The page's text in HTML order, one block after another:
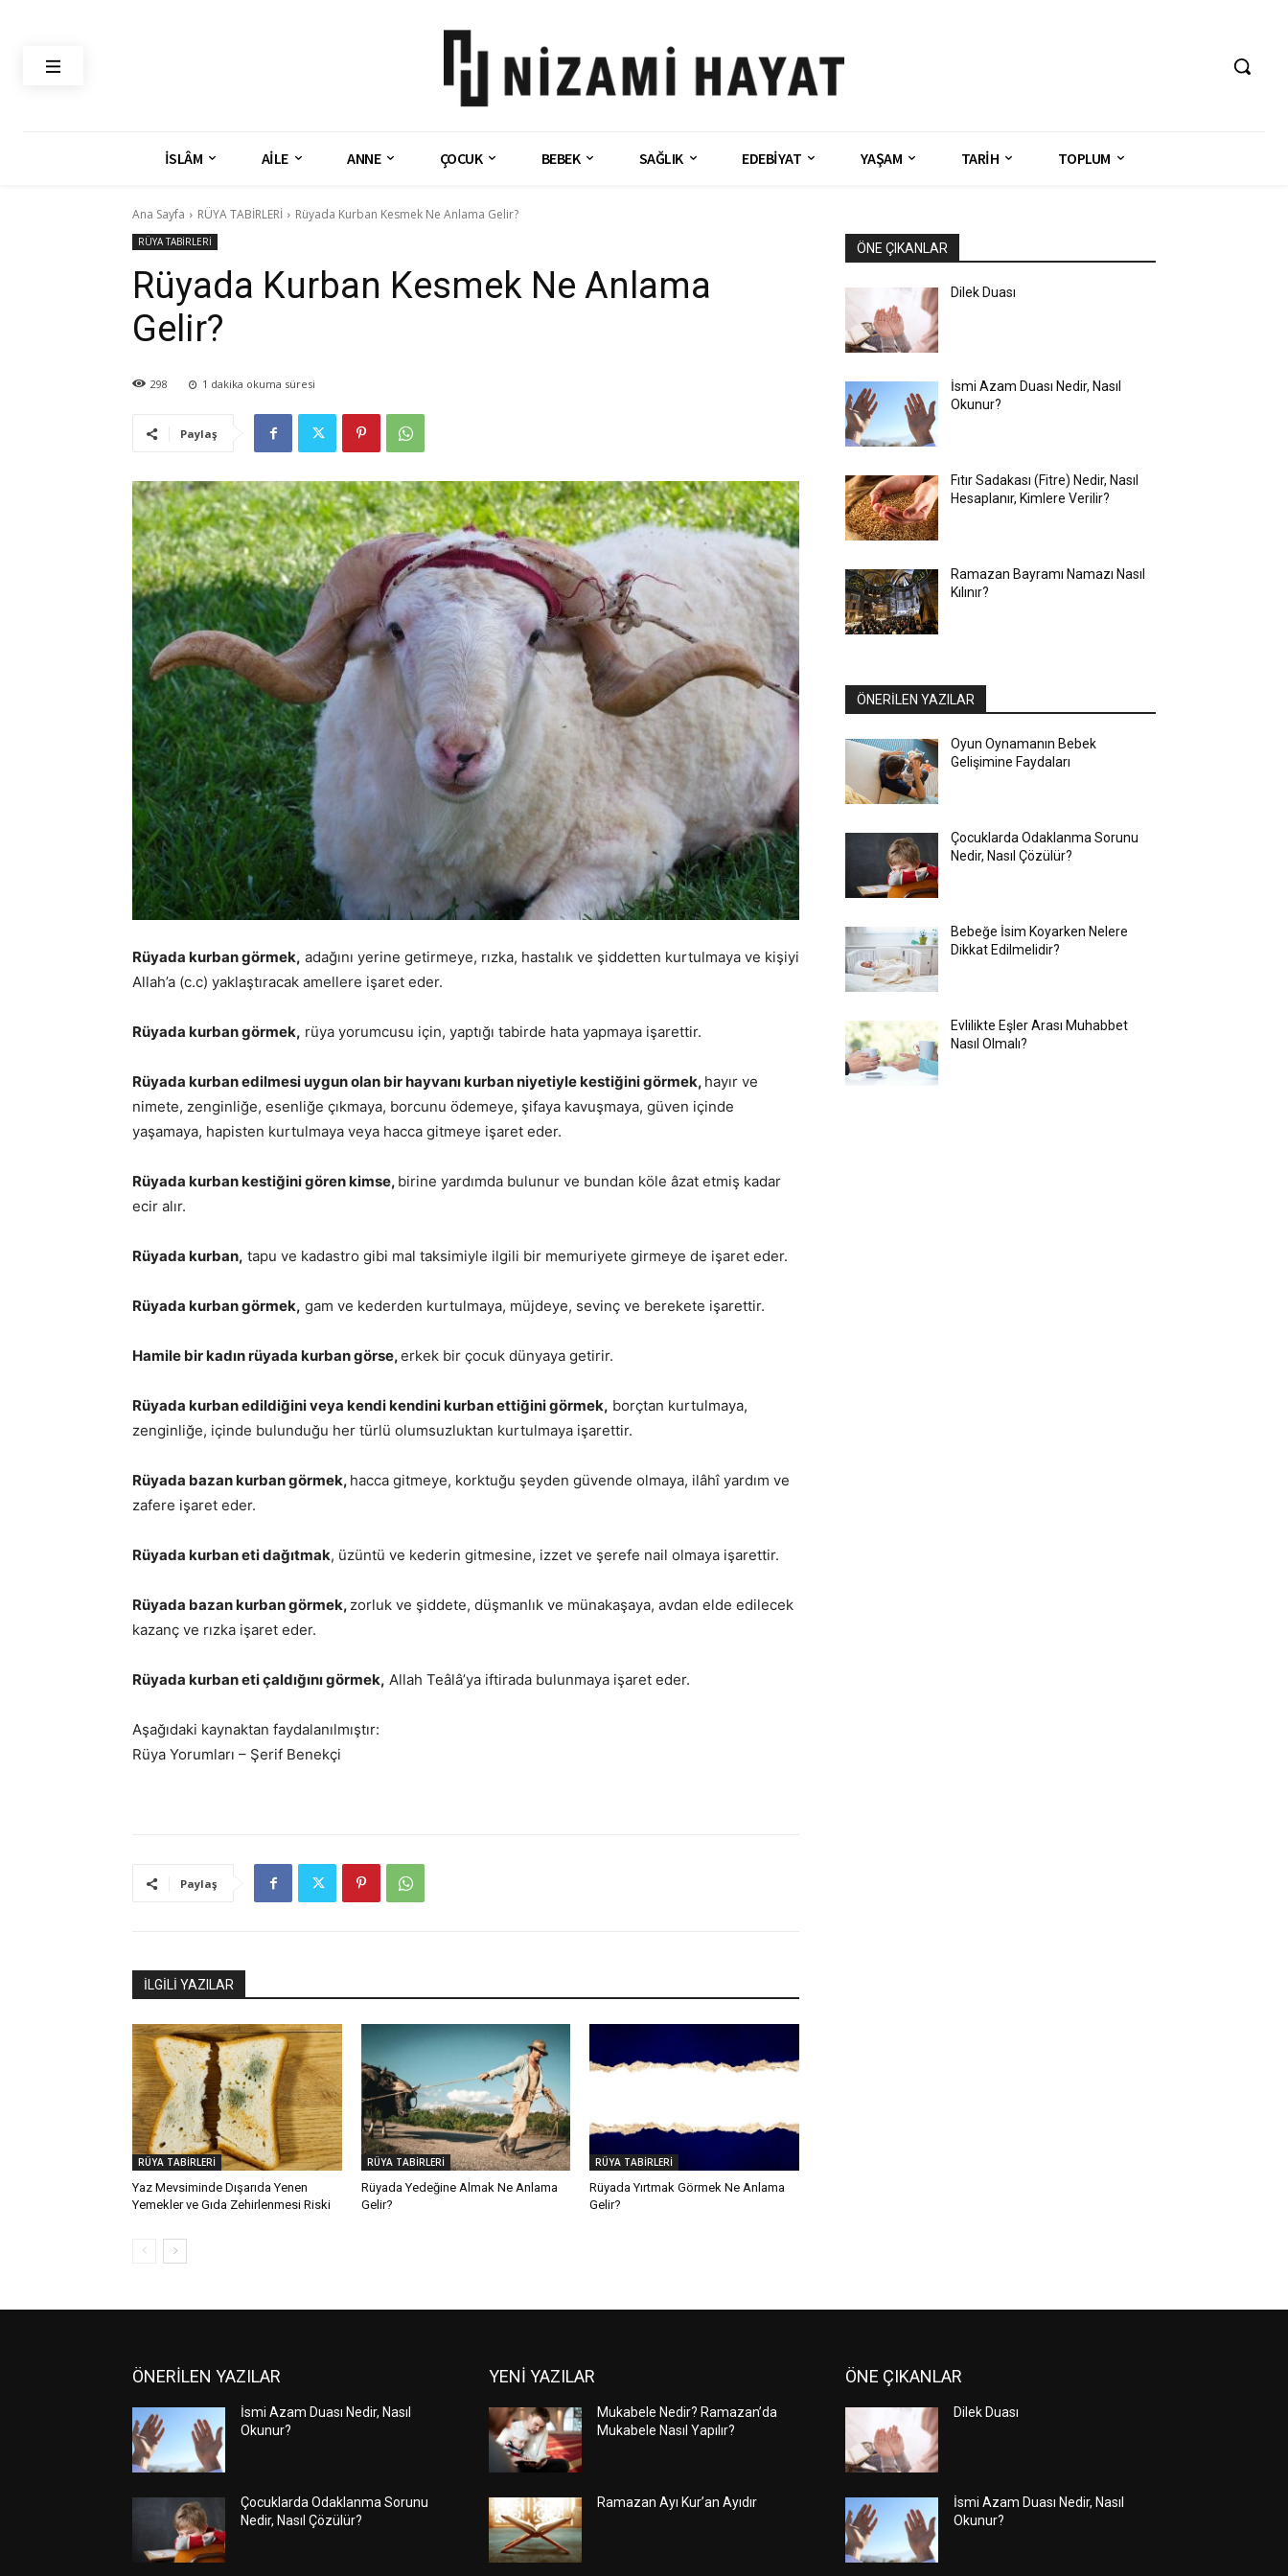
İSLÂM AİLE ANNE ÇOCUK BEBEK SAĞLIK EDEBİYAT YAŞAM TARİH TOPLUM
Ana Sayfa RÜYA TABİRLERİ Rüyada Kurban Kesmek Ne Anlama Gelir?
RÜYA TABİRLERİ
Rüyada Kurban Kesmek Ne Anlama
Gelir?
298 1 dakika okuma süresi
Paylaş
Rüyada kurban görmek, adağını yerine getirmeye, rızka, hastalık ve şiddetten kurtulmaya ve kişiyi
Allah’a (c.c) yaklaştıracak amellere işaret eder.
Rüyada kurban görmek, rüya yorumcusu için, yaptığı tabirde hata yapmaya işarettir.
Rüyada kurban edilmesi uygun olan bir hayvanı kurban niyetiyle kestiğini görmek, hayır ve
nimete, zenginliğe, esenliğe çıkmaya, borcunu ödemeye, şifaya kavuşmaya, güven içinde
yaşamaya, hapisten kurtulmaya veya hacca gitmeye işaret eder.
Rüyada kurban kestiğini gören kimse, birine yardımda bulunur ve bundan köle âzat etmiş kadar
ecir alır.
Rüyada kurban, tapu ve kadastro gibi mal taksimiyle ilgili bir memuriyete girmeye de işaret eder.
Rüyada kurban görmek, gam ve kederden kurtulmaya, müjdeye, sevinç ve berekete işarettir.
Hamile bir kadın rüyada kurban görse,erkek bir çocuk dünyaya getirir.
Rüyada kurban edildiğini veya kendi kendini kurban ettiğini görmek, borçtan kurtulmaya,
zenginliğe, içinde bulunduğu her türlü olumsuzluktan kurtulmaya işarettir.
Rüyada bazan kurban görmek, hacca gitmeye, korktuğu şeyden güvende olmaya, ilâhî yardım ve
zafere işaret eder.
Rüyada kurban eti dağıtmak, üzüntü ve kederin gitmesine, izzet ve şerefe nail olmaya işarettir.
Rüyada bazan kurban görmek, zorluk ve şiddete, düşmanlık ve münakaşaya, avdan elde edilecek
kazanç ve rızka işaret eder.
Rüyada kurban eti çaldığını görmek, Allah Teâlâ’ya iftirada bulunmaya işaret eder.
Aşağıdaki kaynaktan faydalanılmıştır:
Rüya Yorumları – Şerif Benekçi
Paylaş
İLGİLİ YAZILAR
RÜYA TABİRLERİ
Yaz Mevsiminde Dışarıda Yenen
Yemekler ve Gıda Zehirlenmesi Riski
RÜYA TABİRLERİ
Rüyada Yedeğine Almak Ne Anlama
Gelir?
RÜYA TABİRLERİ
Rüyada Yırtmak Görmek Ne Anlama
Gelir?
ÖNE ÇIKANLAR
Dilek Duası
İsmi Azam Duası Nedir, Nasıl
Okunur?
Fıtır Sadakası (Fitre) Nedir, Nasıl
Hesaplanır, Kimlere Verilir?
Ramazan Bayramı Namazı Nasıl
Kılınır?
ÖNERİLEN YAZILAR
Oyun Oynamanın Bebek
Gelişimine Faydaları
Çocuklarda Odaklanma Sorunu
Nedir, Nasıl Çözülür?
Bebeğe İsim Koyarken Nelere
Dikkat Edilmelidir?
Evlilikte Eşler Arası Muhabbet
Nasıl Olmalı?
ÖNERİLEN YAZILAR
İsmi Azam Duası Nedir, Nasıl
Okunur?
Çocuklarda Odaklanma Sorunu
Nedir, Nasıl Çözülür?
YENİ YAZILAR
Mukabele Nedir? Ramazan’da
Mukabele Nasıl Yapılır?
Ramazan Ayı Kur’an Ayıdır
ÖNE ÇIKANLAR
Dilek Duası
İsmi Azam Duası Nedir, Nasıl
Okunur?